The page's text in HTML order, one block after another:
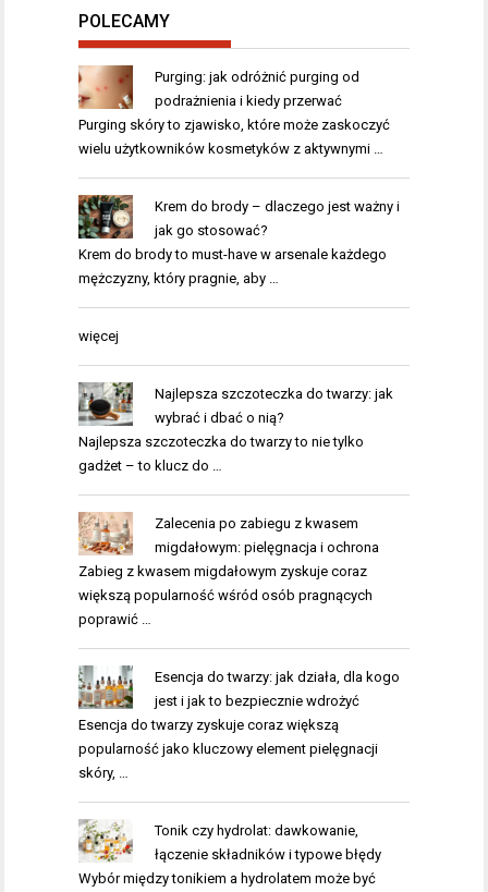
POLECAMY
Purging: jak odróżnić purging od
podrażnienia i kiedy przerwać
Purging skóry to zjawisko, które może zaskoczyć
wielu użytkowników kosmetyków z aktywnymi …
Krem do brody – dlaczego jest ważny i
jak go stosować?
Krem do brody to must-have w arsenale każdego
mężczyzny, który pragnie, aby …
więcej
Najlepsza szczoteczka do twarzy: jak
wybrać i dbać o nią?
Najlepsza szczoteczka do twarzy to nie tylko
gadżet – to klucz do …
Zalecenia po zabiegu z kwasem
migdałowym: pielęgnacja i ochrona
Zabieg z kwasem migdałowym zyskuje coraz
większą popularność wśród osób pragnących
poprawić …
Esencja do twarzy: jak działa, dla kogo
jest i jak to bezpiecznie wdrożyć
Esencja do twarzy zyskuje coraz większą
popularność jako kluczowy element pielęgnacji
skóry, …
Tonik czy hydrolat: dawkowanie,
łączenie składników i typowe błędy
Wybór między tonikiem a hydrolatem może być